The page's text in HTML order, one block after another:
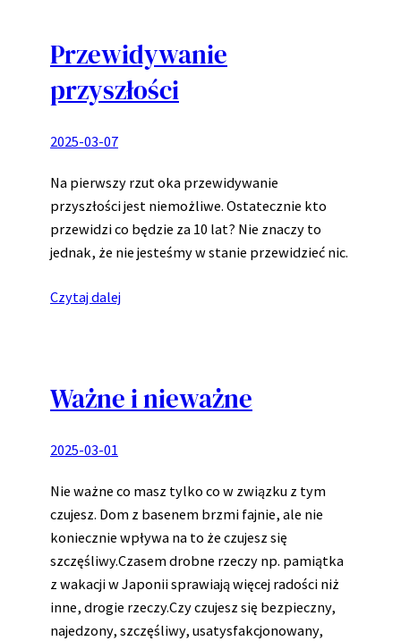
Przewidywanie
przyszłości
2025-03-07
Na pierwszy rzut oka przewidywanie
przyszłości jest niemożliwe. Ostatecznie kto
przewidzi co będzie za 10 lat? Nie znaczy to
jednak, że nie jesteśmy w stanie przewidzieć nic.
Czytaj dalej
Ważne i nieważne
2025-03-01
Nie ważne co masz tylko co w związku z tym
czujesz. Dom z basenem brzmi fajnie, ale nie
koniecznie wpływa na to że czujesz się
szczęśliwy.Czasem drobne rzeczy np. pamiątka
z wakacji w Japonii sprawiają więcej radości niż
inne, drogie rzeczy.Czy czujesz się bezpieczny,
najedzony, szczęśliwy, usatysfakcjonowany,